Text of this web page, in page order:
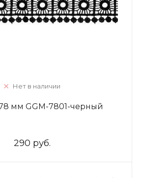
Нет в наличии
мм GGM-7801-черный
290 руб.